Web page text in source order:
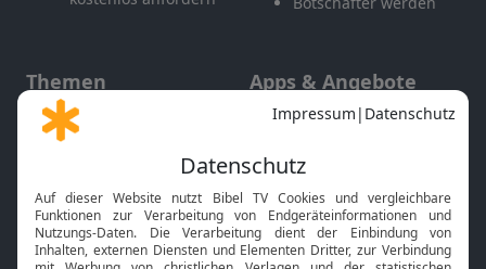
Themen
Gott und Bibel erklärt
Neuigkeiten
Apps & Angebote
Mobile App
Smart TV
HbbTV
Bibelthek Online-Bibel